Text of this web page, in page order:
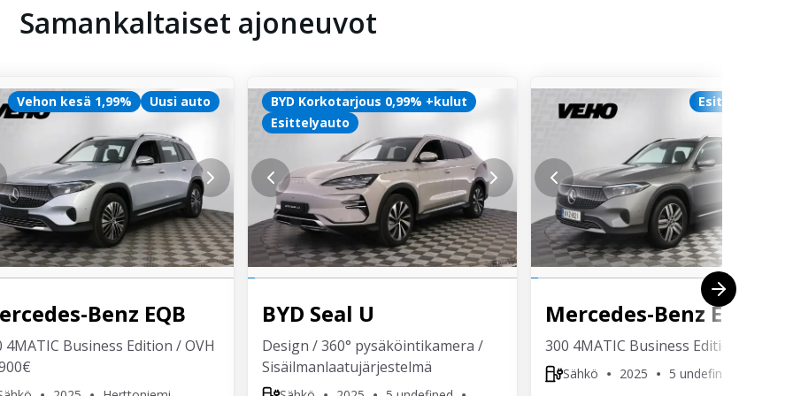
Samankaltaiset ajoneuvot
Vehon kesä 1,99% Uusi auto
Benz EQB
4MATIC Business Edition / OVH
BYD Korkotarjous 0,99% +kulut
Esittelyauto
BYD Seal U
Design / 360° pysäköintikamera /
Sisäilmanlaatujärjestelmä
Esittelyauto
Mercedes-Benz EQB
300 4MATIC Business Edition
Sähkö 2025 5 undefined